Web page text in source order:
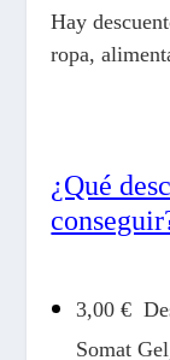
Hay
ropa,
¿Qué
3,00 €
Somat